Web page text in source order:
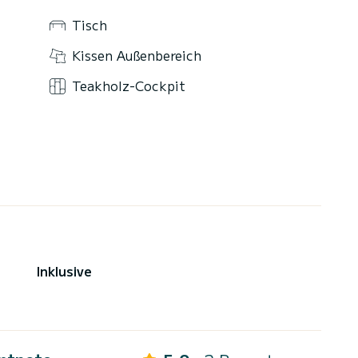
Tisch
Kissen Außenbereich
Teakholz-Cockpit
Inklusive